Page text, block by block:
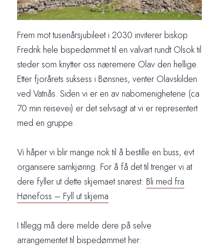
Frem mot tusenårsjubileet i 2030 inviterer biskop
Fredrik hele bispedømmet til en valvart rundt Olsok til
steder som knytter oss næremere Olav den hellige.
Etter fjorårets suksess i Bønsnes, venter Olavskilden
ved Vatnås. Siden vi er en av nabomenighetene (ca
70 min reisevei) er det selvsagt at vi er representert
med en gruppe.
Vi håper vi blir mange nok til å bestille en buss, evt
organisere samkjøring. For å få det til trenger vi at
dere fyller ut dette skjemaet snarest: Bli med fra
Hønefoss – Fyll ut skjema
I tillegg må dere melde dere på selve
arrangementet til bispedømmet her: